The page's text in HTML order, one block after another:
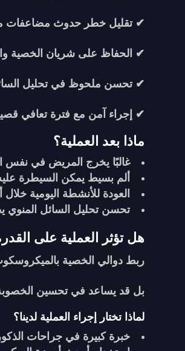
✔ تقليل خطر حدوث مضاعفات
✔ الحفاظ على شريان الخصية
✔ تحسن ملحوظ في تحليل
✔ إجراء آمن مع فترة تعافي
ماذا بعد العملية؟
غالبًا يخرج المريض في نفس
ألم بسيط يمكن السيطرة
العودة للأنشطة اليومية خلال
تحسن تحليل السائل المنوي يظهر
هل تؤثر العملية على
ربط دوالي الخصية
بل قد يساعد في تحسين الخصوبة
لماذا تختار إجراء العملية لدينا؟
خبرة كبيرة في جراحات